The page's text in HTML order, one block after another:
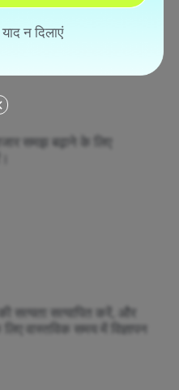
समझ बढ़ाने के लिए
सत्यता सत्यापित करें, और
वास्तविक समय में विज्ञापन
न दिलाएं